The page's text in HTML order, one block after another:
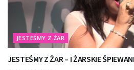
JESTEŚMY Z ŻAR
JESTEŚMY Z ŻAR – I ŻARSKIE